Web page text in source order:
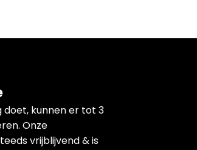
doet, kunnen er tot 3
Onze
vrijblijvend & is